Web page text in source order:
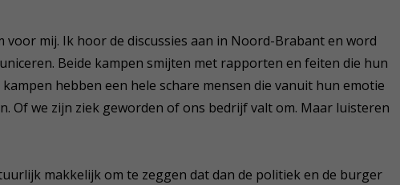
voor mij. Ik hoor de discussies aan in Noord-Brabant en word
Beide kampen smijten met rapporten en feiten die hun
hebben een hele schare mensen die vanuit hun emotie
Of we zijn ziek geworden of ons bedrijf valt om. Maar luisteren
makkelijk om te zeggen dat dan de politiek en de burger